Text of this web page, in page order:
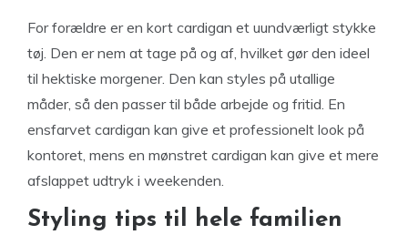
For forældre er en kort cardigan et uundværligt stykke
tøj. Den er nem at tage på og af, hvilket gør den ideel
til hektiske morgener. Den kan styles på utallige
måder, så den passer til både arbejde og fritid. En
ensfarvet cardigan kan give et professionelt look på
kontoret, mens en mønstret cardigan kan give et mere
afslappet udtryk i weekenden.
Styling tips til hele familien